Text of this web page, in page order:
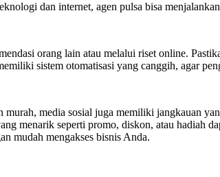
dan internet, agen pulsa bisa
orang lain atau melalui riset online.
sistem otomatisasi yang canggih, agar
media sosial juga memiliki jangkauan
menarik seperti promo, diskon, atau hadiah
mudah mengakses bisnis Anda.